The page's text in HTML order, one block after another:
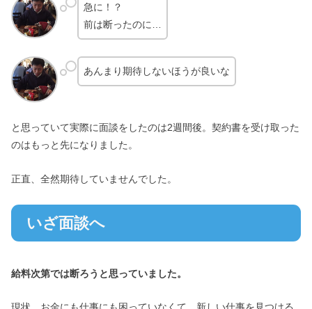
急に！？
前は断ったのに…
あんまり期待しないほうが良いな
と思っていて実際に面談をしたのは2週間後。契約書を受け取った
のはもっと先になりました。
正直、全然期待していませんでした。
いざ面談へ
給料次第では断ろうと思っていました。